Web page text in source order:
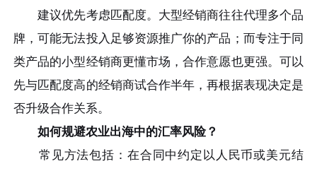
建议优先考虑匹配度。大型经销商往往代理多个品
牌，可能无法投入足够资源推广你的产品；而专注于同
类产品的小型经销商更懂市场，合作意愿也更强。可以
先与匹配度高的经销商试合作半年，再根据表现决定是
否升级合作关系。
如何规避农业出海中的汇率风险？
常见方法包括：在合同中约定以人民币或美元结